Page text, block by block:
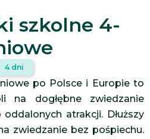
szkolne 4-
4 dni
po Polsce i Europie to
na dogłębne zwiedzanie
atrakcji. Dłuższy
zwiedzanie bez pośpiechu.